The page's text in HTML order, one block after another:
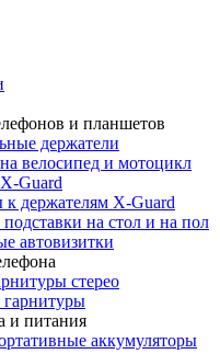
и планшетов
держатели
велосипед и мотоцикл
Guard
к держателям X-Guard
на стол и на пол
автовизитки
стерео
и питания
аккумуляторы